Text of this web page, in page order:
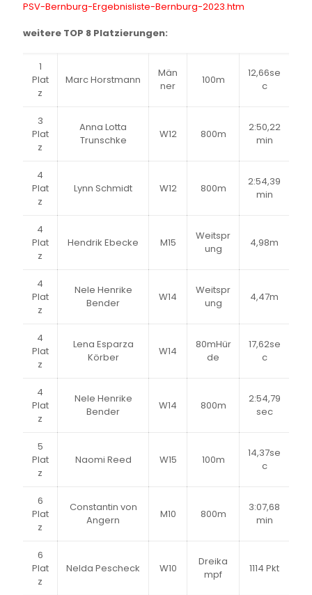
PSV-Bernburg-Ergebnisliste-Bernburg-2023.htm
weitere TOP 8 Platzierungen:
1
Plat
z
Marc Horstmann
Män
ner
100m
12,66se
c
3
Plat
z
Anna Lotta
Trunschke
W12 800m
2:50,22
min
4
Plat
z
Lynn Schmidt W12 800m
2:54,39
min
4
Plat
z
Hendrik Ebecke M15
Weitspr
ung
4,98m
4
Plat
z
Nele Henrike
Bender
W14
Weitspr
ung
4,47m
4
Plat
z
Lena Esparza
Körber
W14
80mHür
de
17,62se
c
4
Plat
z
Nele Henrike
Bender
W14 800m
2:54,79
sec
5
Plat
z
Naomi Reed W15 100m
14,37se
c
6
Plat
z
Constantin von
Angern
M10 800m
3:07,68
min
6
Plat
z
Nelda Pescheck W10
Dreika
mpf
1114 Pkt